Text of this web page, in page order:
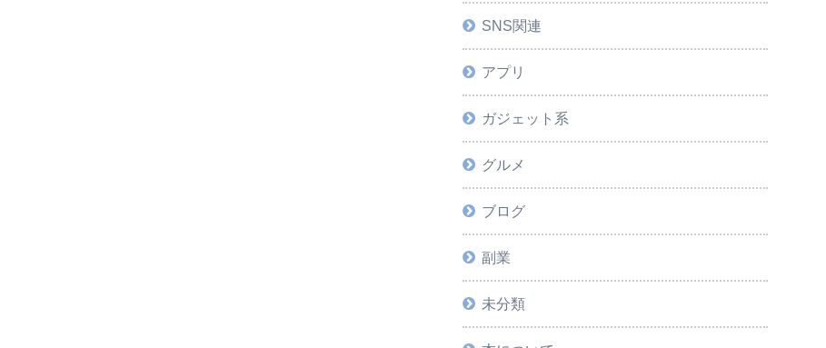
SNS関連
アプリ
ガジェット系
グルメ
ブログ
副業
未分類